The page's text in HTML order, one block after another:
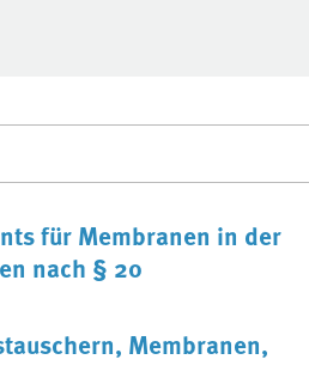
für Membranen in der
nach § 20
Membranen,